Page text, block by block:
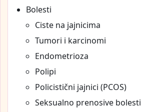
Bolesti
Ciste na jajnicima
Tumori i karcinomi
Endometrioza
Polipi
Policistični jajnici (PCOS)
Seksualno prenosive bolesti